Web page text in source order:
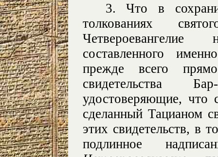
3. Что в
толкованиях
составленного
прежде всего
свидетельства
удостоверяющие, что
сделанный Тацианом
этих свидетельств, в
подлинное